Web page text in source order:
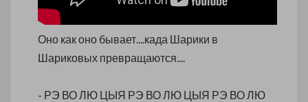
Оно как оно бывает....када Шарики в
Шариковых превращаются....
- РЭ ВО ЛЮ ЦЫЯ РЭ ВО ЛЮ ЦЫЯ РЭ ВО ЛЮ